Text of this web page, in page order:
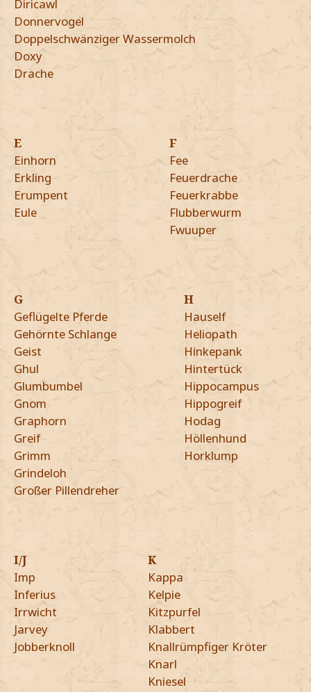
Diricawl
Donnervogel
Doppelschwänziger Wassermolch
Doxy
Drache
E
Einhorn
Erkling
Erumpent
Eule
F
Fee
Feuerdrache
Feuerkrabbe
Flubberwurm
Fwuuper
G
Geflügelte Pferde
Gehörnte Schlange
Geist
Ghul
Glumbumbel
Gnom
Graphorn
Greif
Grimm
Grindeloh
Großer Pillendreher
H
Hauself
Heliopath
Hinkepank
Hintertück
Hippocampus
Hippogreif
Hodag
Höllenhund
Horklump
I/J
Imp
Inferius
Irrwicht
Jarvey
Jobberknoll
K
Kappa
Kelpie
Kitzpurfel
Klabbert
Knallrümpfiger Kröter
Knarl
Kniesel